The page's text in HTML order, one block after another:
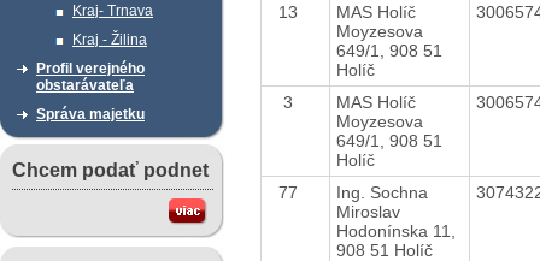
Kraj- Trnava
Kraj - Žilina
Profil verejného
obstarávateľa
Správa majetku
Chcem podať podnet
13
MAS Holíč
Moyzesova
649/1, 908 51
Holíč
3
MAS Holíč
Moyzesova
649/1, 908 51
Holíč
77
Ing. Sochna
Miroslav
Hodonínska 11,
908 51 Holíč